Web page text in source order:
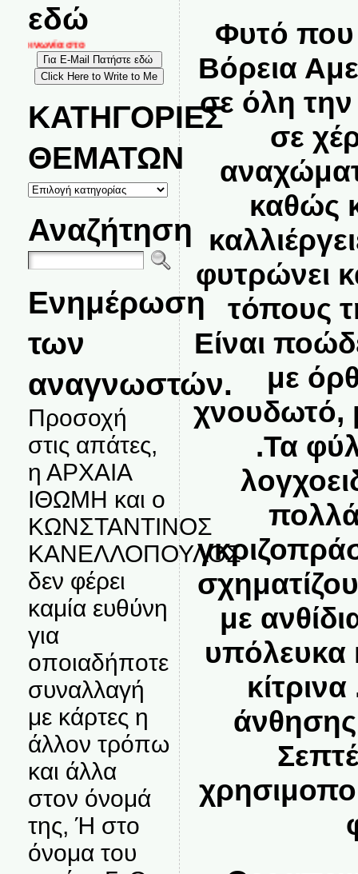
εδώ
στο
ΚΑΤΗΓΟΡΙΕΣ
ΘΕΜΑΤΩΝ
ΚΑΤΗΓΟΡΙΕΣ
ΘΕΜΑΤΩΝ
Αναζήτηση
Ενημέρωση
των
αναγνωστών.
Προσοχή
στις απάτες,
η ΑΡΧΑΙΑ
ΙΘΩΜΗ και ο
ΚΩΝΣΤΑΝΤΙΝΟΣ
ΚΑΝΕΛΛΟΠΟΥΛΟΣ
δεν φέρει
καμία ευθύνη
για
οποιαδήποτε
συναλλαγή
με κάρτες η
άλλον τρόπω
και άλλα
στον όνομά
της, Ή στο
όνομα του
Φυτό που
Βόρεια
σε όλη
σε
καθώς
φυτρώνει
τόπους
Είναι
με
χνουδωτό,
.Τα
με
υπόλευκα
άνθησης